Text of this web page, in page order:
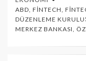
ABD, FINTECH,
DÜZENLEME
MERKEZ BANKASI,